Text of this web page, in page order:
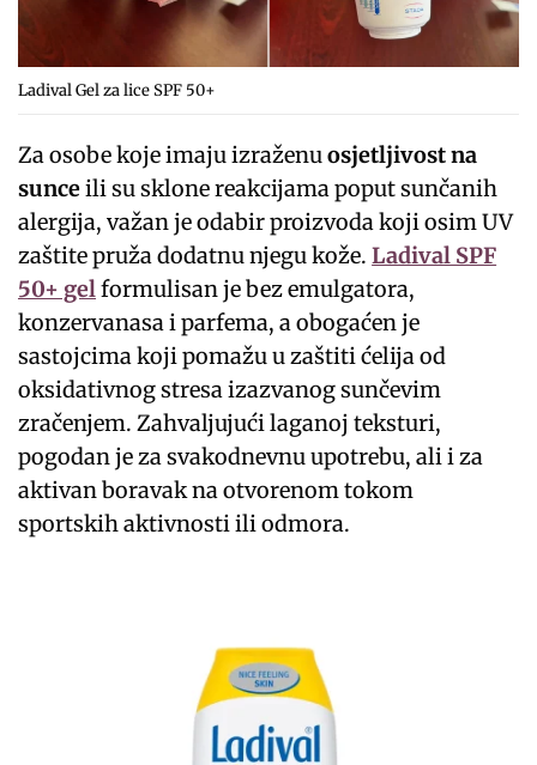
Ladival Gel za lice SPF 50+
Za osobe koje imaju izraženuosjetljivost na
sunceili su sklone reakcijama poput sunčanih
alergija, važan je odabir proizvoda koji osim UV
zaštite pruža dodatnu njegu kože.Ladival SPF
50+ gelformulisan je bez emulgatora,
konzervanasa i parfema, a obogaćen je
sastojcima koji pomažu u zaštiti ćelija od
oksidativnog stresa izazvanog sunčevim
zračenjem. Zahvaljujući laganoj teksturi,
pogodan je za svakodnevnu upotrebu, ali i za
aktivan boravak na otvorenom tokom
sportskih aktivnosti ili odmora.